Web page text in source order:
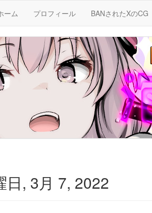
ーム プロフィール BANされたXのCG
日, 3月 7, 2022